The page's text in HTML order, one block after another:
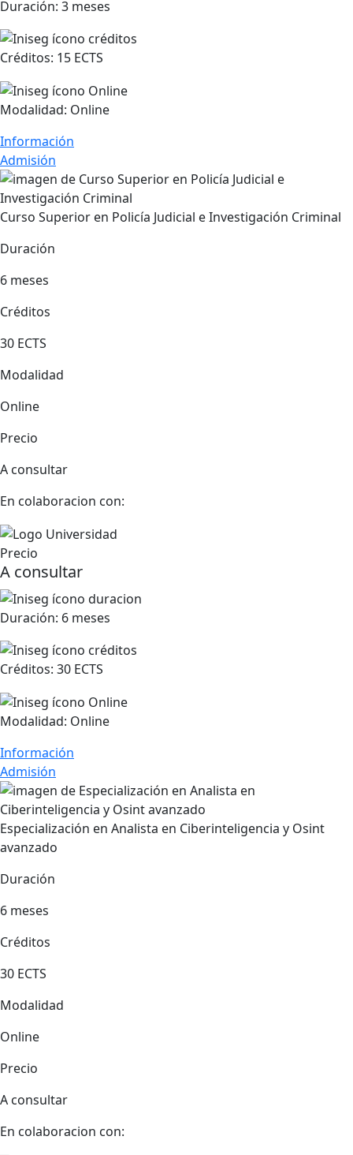
Duración: 3 meses
Créditos: 15 ECTS
Modalidad: Online
Información
Admisión
Curso Superior en Policía Judicial e Investigación Criminal
Duración
6 meses
Créditos
30 ECTS
Modalidad
Online
Precio
A consultar
En colaboracion con:
Precio
A consultar
Duración: 6 meses
Créditos: 30 ECTS
Modalidad: Online
Información
Admisión
Especialización en Analista en Ciberinteligencia y Osint
avanzado
Duración
6 meses
Créditos
30 ECTS
Modalidad
Online
Precio
A consultar
En colaboracion con: